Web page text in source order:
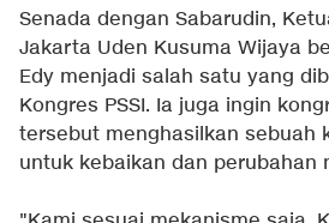
Senada dengan Sabarudin,
Jakarta Uden Kusuma Wijaya
Edy menjadi salah satu yang
Kongres PSSI. Ia juga ingin
tersebut menghasilkan sebuah
untuk kebaikan dan perubahan